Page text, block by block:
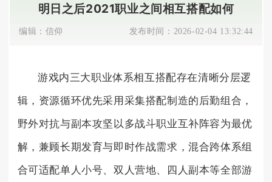
明日之后2021职业之间相互搭配如何
编辑： 信仰 发布时间： 2026-02-04 13:32:44
游戏内三大职业体系相互搭配存在清晰分层逻
辑，资源循环优先采用采集搭配制造的后勤组合，
野外对抗与副本攻坚以多战斗职业互补阵容为最优
解，兼顾长期发育与即时作战需求，混合跨体系组
合可适配单人小号、双人营地、四人副本等全部游